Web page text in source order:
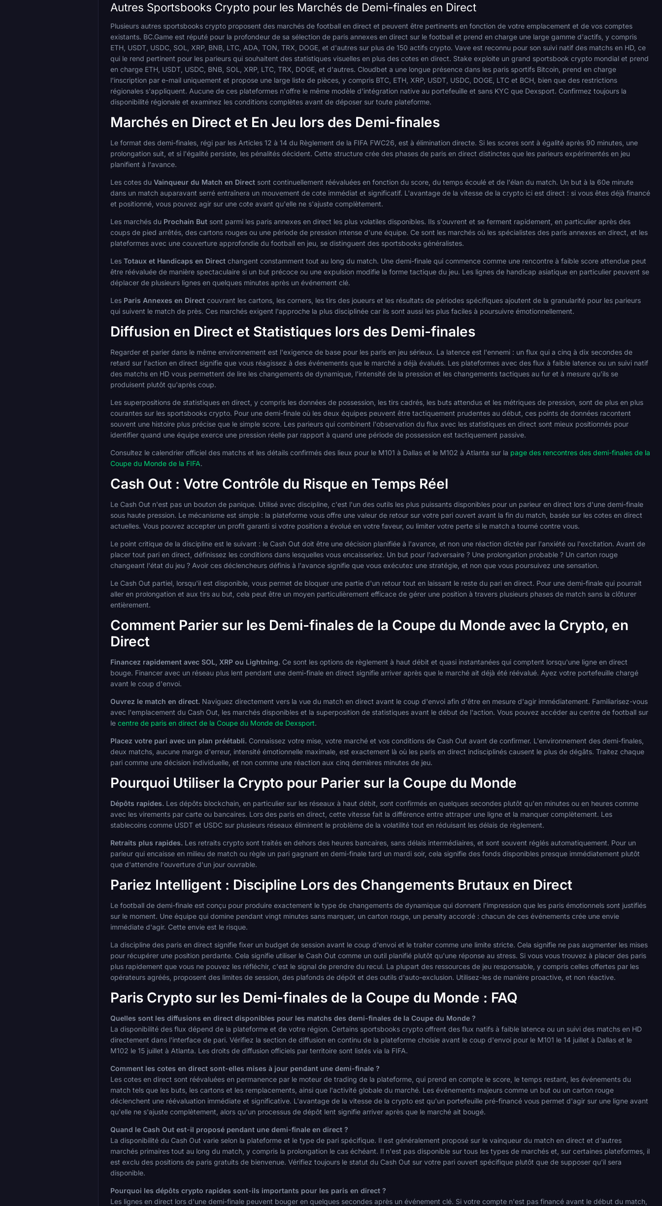
Autres Sportsbooks Crypto pour les Marchés de Demi-finales en Direct
Plusieurs autres sportsbooks crypto proposent des marchés de football en direct et peuvent être pertinents en fonction de votre emplacement et de vos comptes
existants. BC.Game est réputé pour la profondeur de sa sélection de paris annexes en direct sur le football et prend en charge une large gamme d'actifs, y compris
ETH, USDT, USDC, SOL, XRP, BNB, LTC, ADA, TON, TRX, DOGE, et d'autres sur plus de 150 actifs crypto. Vave est reconnu pour son suivi natif des matchs en HD, ce
qui le rend pertinent pour les parieurs qui souhaitent des statistiques visuelles en plus des cotes en direct. Stake exploite un grand sportsbook crypto mondial et prend
en charge ETH, USDT, USDC, BNB, SOL, XRP, LTC, TRX, DOGE, et d'autres. Cloudbet a une longue présence dans les paris sportifs Bitcoin, prend en charge
l'inscription par e-mail uniquement et propose une large liste de pièces, y compris BTC, ETH, XRP, USDT, USDC, DOGE, LTC et BCH, bien que des restrictions
régionales s'appliquent. Aucune de ces plateformes n'offre le même modèle d'intégration native au portefeuille et sans KYC que Dexsport. Confirmez toujours la
disponibilité régionale et examinez les conditions complètes avant de déposer sur toute plateforme.
Marchés en Direct et En Jeu lors des Demi-finales
Le format des demi-finales, régi par les Articles 12 à 14 du Règlement de la FIFA FWC26, est à élimination directe. Si les scores sont à égalité après 90 minutes, une
prolongation suit, et si l'égalité persiste, les pénalités décident. Cette structure crée des phases de paris en direct distinctes que les parieurs expérimentés en jeu
planifient à l'avance.
Les cotes du Vainqueur du Match en Direct sont continuellement réévaluées en fonction du score, du temps écoulé et de l'élan du match. Un but à la 60e minute
dans un match auparavant serré entraînera un mouvement de cote immédiat et significatif. L'avantage de la vitesse de la crypto ici est direct : si vous êtes déjà financé
et positionné, vous pouvez agir sur une cote avant qu'elle ne s'ajuste complètement.
Les marchés du Prochain But sont parmi les paris annexes en direct les plus volatiles disponibles. Ils s'ouvrent et se ferment rapidement, en particulier après des
coups de pied arrêtés, des cartons rouges ou une période de pression intense d'une équipe. Ce sont les marchés où les spécialistes des paris annexes en direct, et les
plateformes avec une couverture approfondie du football en jeu, se distinguent des sportsbooks généralistes.
Les Totaux et Handicaps en Direct changent constamment tout au long du match. Une demi-finale qui commence comme une rencontre à faible score attendue peut
être réévaluée de manière spectaculaire si un but précoce ou une expulsion modifie la forme tactique du jeu. Les lignes de handicap asiatique en particulier peuvent se
déplacer de plusieurs lignes en quelques minutes après un événement clé.
Les Paris Annexes en Direct couvrant les cartons, les corners, les tirs des joueurs et les résultats de périodes spécifiques ajoutent de la granularité pour les parieurs
qui suivent le match de près. Ces marchés exigent l'approche la plus disciplinée car ils sont aussi les plus faciles à poursuivre émotionnellement.
Diffusion en Direct et Statistiques lors des Demi-finales
Regarder et parier dans le même environnement est l'exigence de base pour les paris en jeu sérieux. La latence est l'ennemi : un flux qui a cinq à dix secondes de
retard sur l'action en direct signifie que vous réagissez à des événements que le marché a déjà évalués. Les plateformes avec des flux à faible latence ou un suivi natif
des matchs en HD vous permettent de lire les changements de dynamique, l'intensité de la pression et les changements tactiques au fur et à mesure qu'ils se
produisent plutôt qu'après coup.
Les superpositions de statistiques en direct, y compris les données de possession, les tirs cadrés, les buts attendus et les métriques de pression, sont de plus en plus
courantes sur les sportsbooks crypto. Pour une demi-finale où les deux équipes peuvent être tactiquement prudentes au début, ces points de données racontent
souvent une histoire plus précise que le simple score. Les parieurs qui combinent l'observation du flux avec les statistiques en direct sont mieux positionnés pour
identifier quand une équipe exerce une pression réelle par rapport à quand une période de possession est tactiquement passive.
Consultez le calendrier officiel des matchs et les détails confirmés des lieux pour le M101 à Dallas et le M102 à Atlanta sur la page des rencontres des demi-finales de la
Coupe du Monde de la FIFA.
Cash Out : Votre Contrôle du Risque en Temps Réel
Le Cash Out n'est pas un bouton de panique. Utilisé avec discipline, c'est l'un des outils les plus puissants disponibles pour un parieur en direct lors d'une demi-finale
sous haute pression. Le mécanisme est simple : la plateforme vous offre une valeur de retour sur votre pari ouvert avant la fin du match, basée sur les cotes en direct
actuelles. Vous pouvez accepter un profit garanti si votre position a évolué en votre faveur, ou limiter votre perte si le match a tourné contre vous.
Le point critique de la discipline est le suivant : le Cash Out doit être une décision planifiée à l'avance, et non une réaction dictée par l'anxiété ou l'excitation. Avant de
placer tout pari en direct, définissez les conditions dans lesquelles vous encaisseriez. Un but pour l'adversaire ? Une prolongation probable ? Un carton rouge
changeant l'état du jeu ? Avoir ces déclencheurs définis à l'avance signifie que vous exécutez une stratégie, et non que vous poursuivez une sensation.
Le Cash Out partiel, lorsqu'il est disponible, vous permet de bloquer une partie d'un retour tout en laissant le reste du pari en direct. Pour une demi-finale qui pourrait
aller en prolongation et aux tirs au but, cela peut être un moyen particulièrement efficace de gérer une position à travers plusieurs phases de match sans la clôturer
entièrement.
Comment Parier sur les Demi-finales de la Coupe du Monde avec la Crypto, en
Direct
Financez rapidement avec SOL, XRP ou Lightning. Ce sont les options de règlement à haut débit et quasi instantanées qui comptent lorsqu'une ligne en direct
bouge. Financer avec un réseau plus lent pendant une demi-finale en direct signifie arriver après que le marché ait déjà été réévalué. Ayez votre portefeuille chargé
avant le coup d'envoi.
Ouvrez le match en direct. Naviguez directement vers la vue du match en direct avant le coup d'envoi afin d'être en mesure d'agir immédiatement. Familiarisez-vous
avec l'emplacement du Cash Out, les marchés disponibles et la superposition de statistiques avant le début de l'action. Vous pouvez accéder au centre de football sur
le centre de paris en direct de la Coupe du Monde de Dexsport.
Placez votre pari avec un plan préétabli. Connaissez votre mise, votre marché et vos conditions de Cash Out avant de confirmer. L'environnement des demi-finales,
deux matchs, aucune marge d'erreur, intensité émotionnelle maximale, est exactement là où les paris en direct indisciplinés causent le plus de dégâts. Traitez chaque
pari comme une décision individuelle, et non comme une réaction aux cinq dernières minutes de jeu.
Pourquoi Utiliser la Crypto pour Parier sur la Coupe du Monde
Dépôts rapides. Les dépôts blockchain, en particulier sur les réseaux à haut débit, sont confirmés en quelques secondes plutôt qu'en minutes ou en heures comme
avec les virements par carte ou bancaires. Lors des paris en direct, cette vitesse fait la différence entre attraper une ligne et la manquer complètement. Les
stablecoins comme USDT et USDC sur plusieurs réseaux éliminent le problème de la volatilité tout en réduisant les délais de règlement.
Retraits plus rapides. Les retraits crypto sont traités en dehors des heures bancaires, sans délais intermédiaires, et sont souvent réglés automatiquement. Pour un
parieur qui encaisse en milieu de match ou règle un pari gagnant en demi-finale tard un mardi soir, cela signifie des fonds disponibles presque immédiatement plutôt
que d'attendre l'ouverture d'un jour ouvrable.
Pariez Intelligent : Discipline Lors des Changements Brutaux en Direct
Le football de demi-finale est conçu pour produire exactement le type de changements de dynamique qui donnent l'impression que les paris émotionnels sont justifiés
sur le moment. Une équipe qui domine pendant vingt minutes sans marquer, un carton rouge, un penalty accordé : chacun de ces événements crée une envie
immédiate d'agir. Cette envie est le risque.
La discipline des paris en direct signifie fixer un budget de session avant le coup d'envoi et le traiter comme une limite stricte. Cela signifie ne pas augmenter les mises
pour récupérer une position perdante. Cela signifie utiliser le Cash Out comme un outil planifié plutôt qu'une réponse au stress. Si vous vous trouvez à placer des paris
plus rapidement que vous ne pouvez les réfléchir, c'est le signal de prendre du recul. La plupart des ressources de jeu responsable, y compris celles offertes par les
opérateurs agréés, proposent des limites de session, des plafonds de dépôt et des outils d'auto-exclusion. Utilisez-les de manière proactive, et non réactive.
Paris Crypto sur les Demi-finales de la Coupe du Monde : FAQ
Quelles sont les diffusions en direct disponibles pour les matchs des demi-finales de la Coupe du Monde ?
La disponibilité des flux dépend de la plateforme et de votre région. Certains sportsbooks crypto offrent des flux natifs à faible latence ou un suivi des matchs en HD
directement dans l'interface de pari. Vérifiez la section de diffusion en continu de la plateforme choisie avant le coup d'envoi pour le M101 le 14 juillet à Dallas et le
M102 le 15 juillet à Atlanta. Les droits de diffusion officiels par territoire sont listés via la FIFA.
Comment les cotes en direct sont-elles mises à jour pendant une demi-finale ?
Les cotes en direct sont réévaluées en permanence par le moteur de trading de la plateforme, qui prend en compte le score, le temps restant, les événements du
match tels que les buts, les cartons et les remplacements, ainsi que l'activité globale du marché. Les événements majeurs comme un but ou un carton rouge
déclenchent une réévaluation immédiate et significative. L'avantage de la vitesse de la crypto est qu'un portefeuille pré-financé vous permet d'agir sur une ligne avant
qu'elle ne s'ajuste complètement, alors qu'un processus de dépôt lent signifie arriver après que le marché ait bougé.
Quand le Cash Out est-il proposé pendant une demi-finale en direct ?
La disponibilité du Cash Out varie selon la plateforme et le type de pari spécifique. Il est généralement proposé sur le vainqueur du match en direct et d'autres
marchés primaires tout au long du match, y compris la prolongation le cas échéant. Il n'est pas disponible sur tous les types de marchés et, sur certaines plateformes, il
est exclu des positions de paris gratuits de bienvenue. Vérifiez toujours le statut du Cash Out sur votre pari ouvert spécifique plutôt que de supposer qu'il sera
disponible.
Pourquoi les dépôts crypto rapides sont-ils importants pour les paris en direct ?
Les lignes en direct lors d'une demi-finale peuvent bouger en quelques secondes après un événement clé. Si votre compte n'est pas financé avant le début du match,